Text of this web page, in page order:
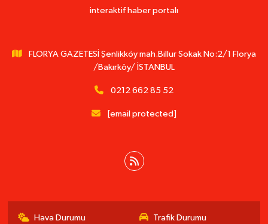
interaktif haber portalı
FLORYA GAZETESİ Şenlikköy mah.Billur Sokak No:2/1 Florya
/Bakırköy/ İSTANBUL
0212 662 85 52
[email protected]
Hava Durumu Trafik Durumu